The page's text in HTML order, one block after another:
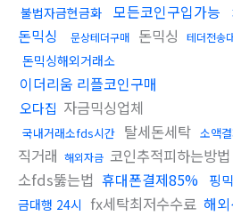
불법자금현금화 모든코인구입가능
돈믹싱
문상테더구매 돈믹싱 테더전송
돈믹싱해외거래소
이더리움 리플코인구매
오다집 자금믹싱업체
국내거래소fds시간 탈세돈세탁 소액
직거래 해외자금 코인추적피하는방법
소fds뚫는법 휴대폰결제85% 핑
금대행 24시 fx세탁최저수수료 해